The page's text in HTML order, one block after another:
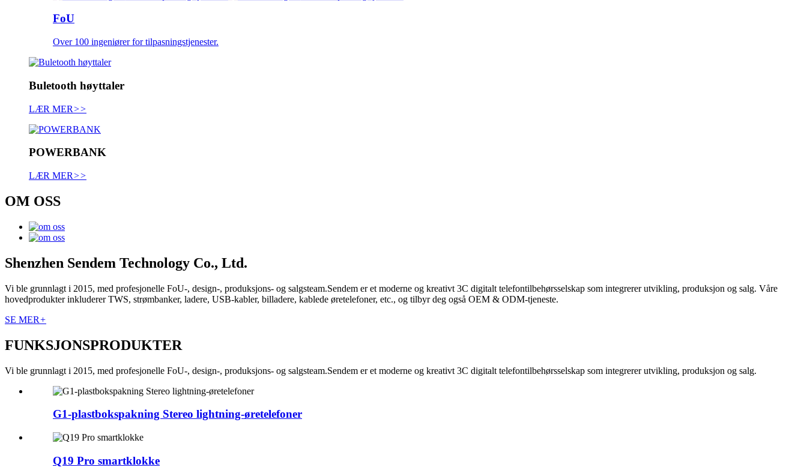
FoU
Over 100 ingeniører for tilpasningstjenester.
Buletooth høyttaler
LÆR MER>>
POWERBANK
LÆR MER>>
OM OSS
Shenzhen Sendem Technology Co., Ltd.
Vi ble grunnlagt i 2015, med profesjonelle FoU-, design-, produksjons- og salgsteam.Sendem er et moderne og kreativt 3C digitalt telefontilbehørsselskap som integrerer utvikling, produksjon og salg. Våre
hovedprodukter inkluderer TWS, strømbanker, ladere, USB-kabler, billadere, kablede øretelefoner, etc., og tilbyr deg også OEM & ODM-tjeneste.
SE MER+
FUNKSJONSPRODUKTER
Vi ble grunnlagt i 2015, med profesjonelle FoU-, design-, produksjons- og salgsteam.Sendem er et moderne og kreativt 3C digitalt telefontilbehørsselskap som integrerer utvikling, produksjon og salg.
G1-plastbokspakning Stereo lightning-øretelefoner
Q19 Pro smartklokke